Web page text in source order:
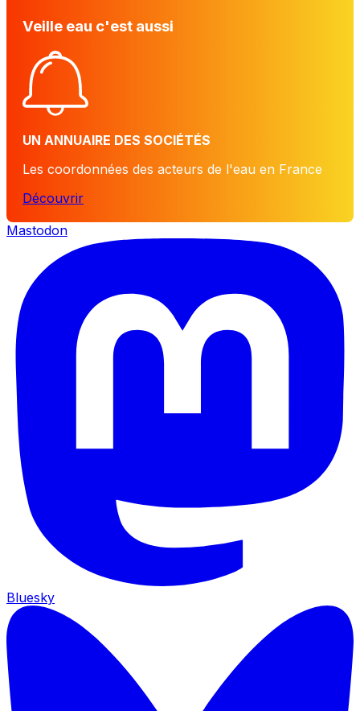
Veille eau c'est aussi
UN ANNUAIRE DES SOCIÉTÉS
Les coordonnées des acteurs de l'eau en France
Découvrir
Mastodon
Bluesky